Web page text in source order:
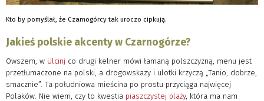
Kto by pomyślał, że Czarnogórcy tak uroczo cipkują.
Jakieś polskie akcenty w Czarnogórze?
Owszem, w Ulcinj co drugi kelner mówi łamaną polszczyzną, menu jest
przetłumaczone na polski, a drogowskazy i ulotki krzyczą „Tanio, dobrze,
smacznie”. Ta południowa mieścina po prostu przyciąga najwięcej
Polaków. Nie wiem, czy to kwestia piaszczystej plaży, która ma nam